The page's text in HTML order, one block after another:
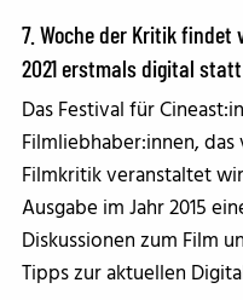
7. Woche der Kritik findet
2021 erstmals digital statt
Das Festival für
Filmliebhaber:innen,
Filmkritik veranstaltet
Ausgabe im Jahr 2015
Diskussionen zum Film
Tipps zur aktuellen